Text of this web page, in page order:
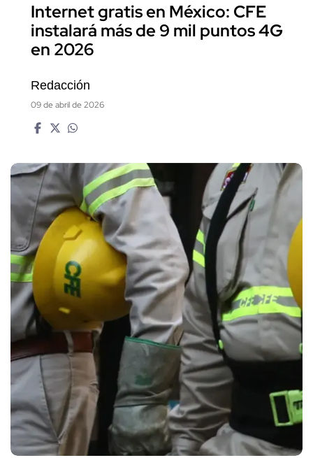
Internet gratis en México: CFE
instalará más de 9 mil puntos 4G
en 2026
Redacción
09 de abril de 2026